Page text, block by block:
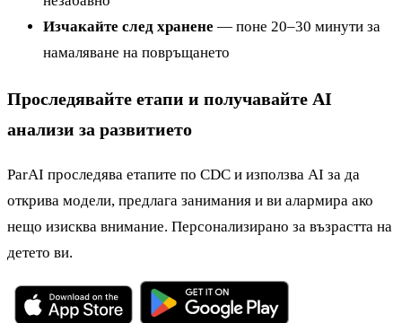
Изчакайте след хранене — поне 20–30 минути за
намаляване на повръщането
Проследявайте етапи и получавайте AI
анализи за развитието
ParAI проследява етапите по CDC и използва AI за да
открива модели, предлага занимания и ви алармира ако
нещо изисква внимание. Персонализирано за възрастта на
детето ви.